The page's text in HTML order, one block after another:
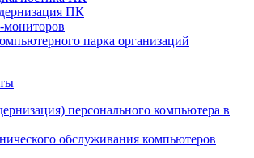
ПК
парка организаций
персонального компьютера в
обслуживания компьютеров